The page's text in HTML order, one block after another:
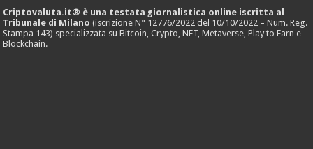
Criptovaluta.it® è una testata giornalistica online iscritta al
Tribunale di Milano (iscrizione N° 12776/2022 del 10/10/2022 – Num. Reg.
Stampa 143) specializzata su Bitcoin, Crypto, NFT, Metaverse, Play to Earn e
Blockchain.